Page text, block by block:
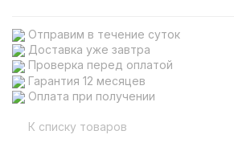
Отправим в течение суток
Доставка уже завтра
Проверка перед оплатой
Гарантия 12 месяцев
Оплата при получении
К списку товаров